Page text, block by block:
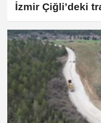
İzmir Çiğli’deki